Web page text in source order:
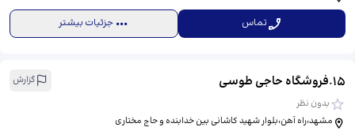
تماس جزئیات بیشتر
15
.فروشگاه حاجی طوسی
گزارش
بدون نظر
مشهد،راه آهن،بلوار شهید کاشانی بین خدابنده و حاج مختاری